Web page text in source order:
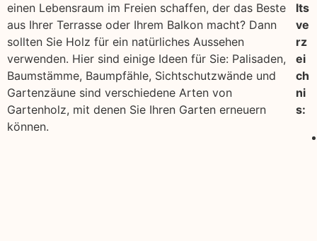
einen Lebensraum im Freien schaffen, der das Beste
aus Ihrer Terrasse oder Ihrem Balkon macht? Dann
sollten Sie Holz für ein natürliches Aussehen
verwenden. Hier sind einige Ideen für Sie: Palisaden,
Baumstämme, Baumpfähle, Sichtschutzwände und
Gartenzäune sind verschiedene Arten von
Gartenholz, mit denen Sie Ihren Garten erneuern
können.
lts
ve
rz
ei
ch
ni
s: